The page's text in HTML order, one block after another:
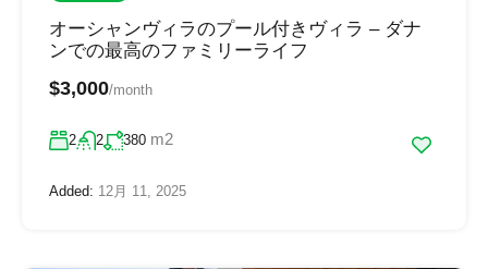
オーシャンヴィラのプール付きヴィラ – ダナ
ンでの最高のファミリーライフ
$3,000/month
2 2 380 m2
Added: 12月 11, 2025